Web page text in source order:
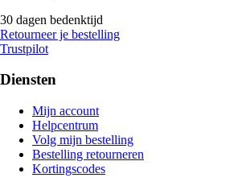
30 dagen bedenktijd
Retourneer je bestelling
Trustpilot
Diensten
Mijn account
Helpcentrum
Volg mijn bestelling
Bestelling retourneren
Kortingscodes